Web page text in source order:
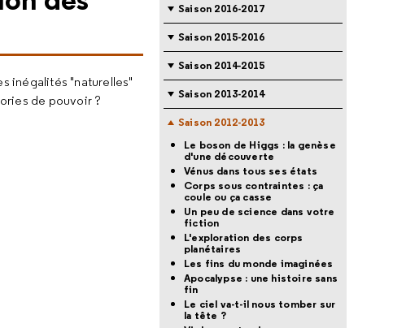
inégalités "naturelles"
de pouvoir ?
Saison 2016-2017
Saison 2015-2016
Saison 2014-2015
Saison 2013-2014
Saison 2012-2013
Le boson de Higgs : la genèse
d'une découverte
Vénus dans tous ses états
Corps sous contraintes : ça
coule ou ça casse
Un peu de science dans votre
fiction
L'exploration des corps
planétaires
Les fins du monde imaginées
Apocalypse : une histoire sans
fin
Le ciel va-t-il nous tomber sur
la tête ?